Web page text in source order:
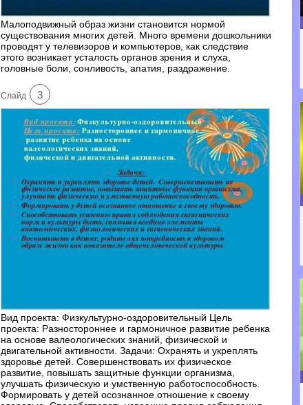
Малоподвижный образ жизни становится нормой
существования многих детей. Много времени дошкольники
проводят у телевизоров и компьютеров, как следствие
этого возникает усталость органов зрения и слуха,
головные боли, сонливость, апатия, раздражение.
Cлайд 3
Вид проекта: Физкультурно-оздоровительный Цель
проекта: Разностороннее и гармоничное развитие ребенка
на основе валеологических знаний, физической и
двигательной активности. Задачи: Охранять и укреплять
здоровье детей. Совершенствовать их физическое
развитие, повышать защитные функции организма,
улучшать физическую и умственную работоспособность.
Формировать у детей осознанное отношение к своему